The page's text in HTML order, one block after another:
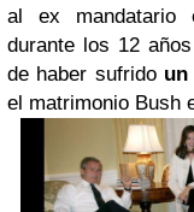
al ex mandatario
durante los 12
de haber sufrido un
el matrimonio Bush